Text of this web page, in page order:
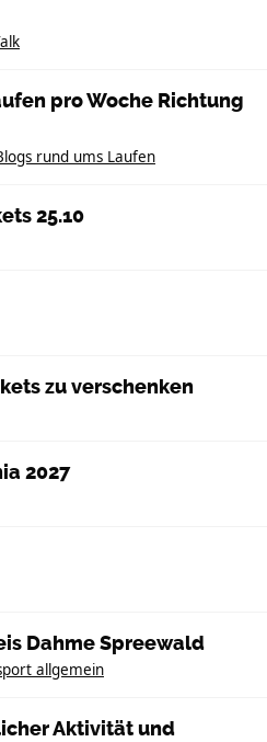
pro Woche Richtung
rund ums Laufen
25.10
zu verschenken
2027
Dahme Spreewald
allgemein
Aktivität und